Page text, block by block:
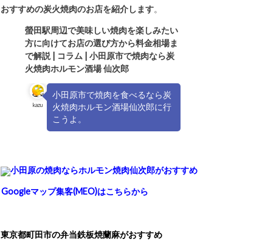
おすすめの炭火焼肉のお店を紹介します。
螢田駅周辺で美味しい焼肉を楽しみたい
方に向けてお店の選び方から料金相場ま
で解説 | コラム | 小田原市で焼肉なら炭
火焼肉ホルモン酒場 仙次郎
kazu
小田原市で焼肉を食べるなら炭
火焼肉ホルモン酒場仙次郎に行
こうよ。
小田原の焼肉ならホルモン焼肉仙次郎がおすすめ
Googleマップ集客(MEO)はこちらから
東京都町田市の弁当鉄板焼蘭麻がおすすめ